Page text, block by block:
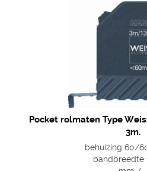
Pocket rolmaten Type
3m.
behuizing 60/
bandbreedte